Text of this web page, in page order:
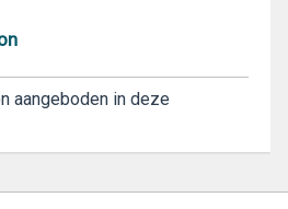
aangeboden in deze